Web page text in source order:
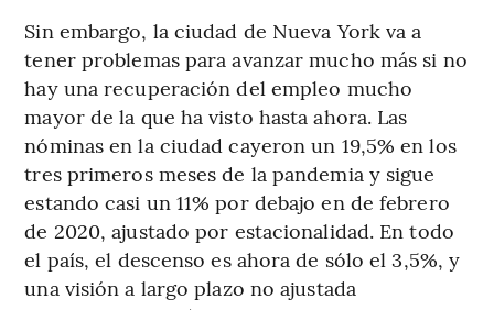
Sin embargo, la ciudad de Nueva York va a
tener problemas para avanzar mucho más si no
hay una recuperación del empleo mucho
mayor de la que ha visto hasta ahora. Las
nóminas en la ciudad cayeron un 19,5% en los
tres primeros meses de la pandemia y sigue
estando casi un 11% por debajo en de febrero
de 2020, ajustado por estacionalidad. En todo
el país, el descenso es ahora de sólo el 3,5%, y
una visión a largo plazo no ajustada